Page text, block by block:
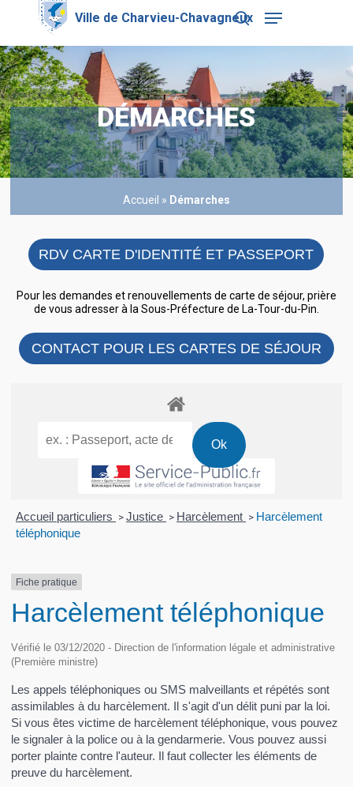
content
search
Menu
DÉMARCHES
Accueil » Démarches
RDV CARTE D'IDENTITÉ ET PASSEPORT
Pour les demandes et renouvellements de carte de séjour, prière
de vous adresser à la Sous-Préfecture de La-Tour-du-Pin.
CONTACT POUR LES CARTES DE SÉJOUR
Accueil particuliers > Justice > Harcèlement > Harcèlement
téléphonique
Fiche pratique
Harcèlement téléphonique
Vérifié le 03/12/2020 - Direction de l'information légale et administrative
(Première ministre)
Les appels téléphoniques ou SMS malveillants et répétés sont
assimilables à du harcèlement. Il s'agit d'un délit puni par la loi.
Si vous êtes victime de harcèlement téléphonique, vous pouvez
le signaler à la police ou à la gendarmerie. Vous pouvez aussi
porter plainte contre l'auteur. Il faut collecter les éléments de
preuve du harcèlement.
Close